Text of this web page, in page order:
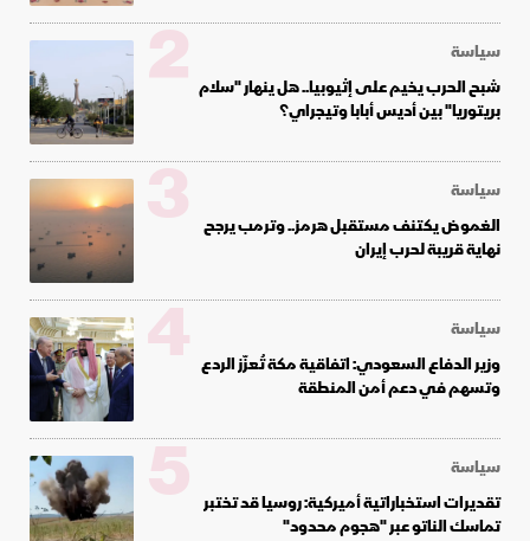
سياسة
شبح الحرب يخيم على إثيوبيا.. هل ينهار "سلام
بريتوريا" بين أديس أبابا وتيجراي؟
2
سياسة
الغموض يكتنف مستقبل هرمز.. وترمب يرجح
نهاية قريبة لحرب إيران
3
سياسة
وزير الدفاع السعودي: اتفاقية مكة تُعزّز الردع
وتسهم في دعم أمن المنطقة
4
سياسة
تقديرات استخباراتية أميركية: روسيا قد تختبر
تماسك الناتو عبر "هجوم محدود"
5